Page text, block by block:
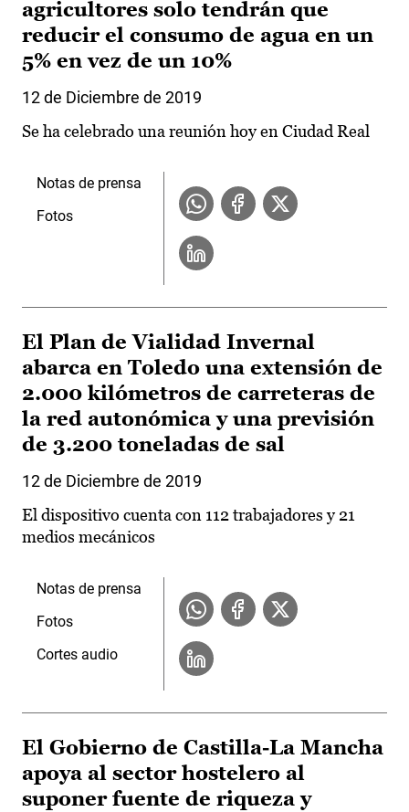
agricultores solo tendrán que
reducir el consumo de agua en un
5% en vez de un 10%
12 de Diciembre de 2019
Se ha celebrado una reunión hoy en Ciudad Real
Notas de prensa
Fotos
El Plan de Vialidad Invernal
abarca en Toledo una extensión de
2.000 kilómetros de carreteras de
la red autonómica y una previsión
de 3.200 toneladas de sal
12 de Diciembre de 2019
El dispositivo cuenta con 112 trabajadores y 21
medios mecánicos
Notas de prensa
Fotos
Cortes audio
El Gobierno de Castilla-La Mancha
apoya al sector hostelero al
suponer fuente de riqueza y